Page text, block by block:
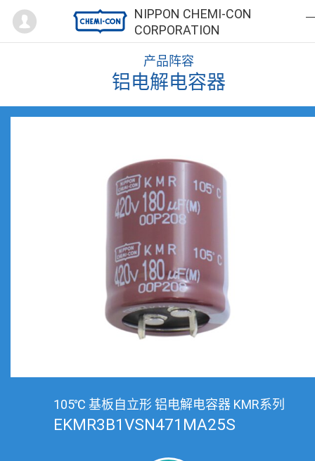
NIPPON CHEMI-CON
CORPORATION
Mypage
产品阵容
铝电解电容器
105℃ 基板自立形 铝电解电容器 KMR系列
EKMR3B1VSN471MA25S